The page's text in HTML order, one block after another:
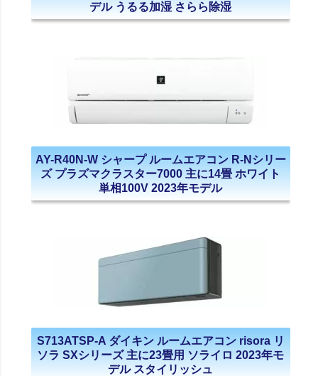
デル うるる加湿 さらら除湿
AY-R40N-W シャープ ルームエアコン R-Nシリー
ズ プラズマクラスター7000 主に14畳 ホワイト
単相100V 2023年モデル
S713ATSP-A ダイキン ルームエアコン risora リ
ソラ SXシリーズ 主に23畳用 ソライロ 2023年モ
デル スタイリッシュ